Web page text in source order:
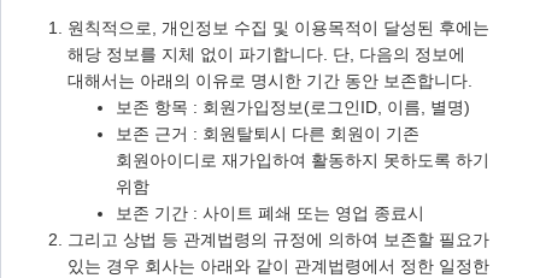
원칙적으로, 개인정보 수집 및 이용목적이 달성된 후에는
해당 정보를 지체 없이 파기합니다. 단, 다음의 정보에
대해서는 아래의 이유로 명시한 기간 동안 보존합니다.
보존 항목 : 회원가입정보(로그인ID, 이름, 별명)
보존 근거 : 회원탈퇴시 다른 회원이 기존
회원아이디로 재가입하여 활동하지 못하도록 하기
위함
보존 기간 : 사이트 폐쇄 또는 영업 종료시
그리고 상법 등 관계법령의 규정에 의하여 보존할 필요가
있는 경우 회사는 아래와 같이 관계법령에서 정한 일정한